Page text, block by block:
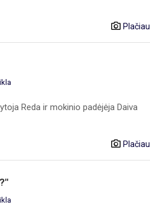
Plačiau
Reda ir mokinio padėjėja Daiva
Plačiau